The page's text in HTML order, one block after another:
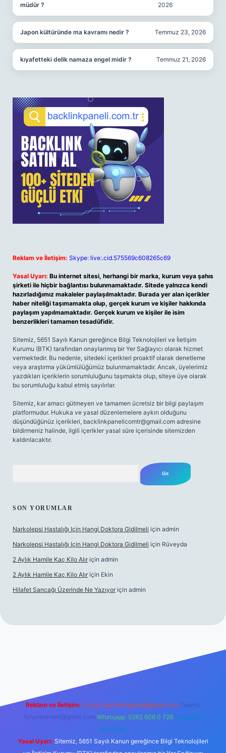
müdür ?
2026
Japon kültüründe ma kavramı nedir ? Temmuz 23, 2026
kıyafetteki delik namaza engel midir ? Temmuz 21, 2026
Reklam ve İletişim: Skype: live:.cid.575569c608265c69
Yasal Uyarı: Bu internet sitesi, herhangi bir marka, kurum veya şahıs
şirketi ile hiçbir bağlantısı bulunmamaktadır. Sitede yalnızca kendi
hazırladığımız makaleler paylaşılmaktadır. Burada yer alan içerikler
haber niteliği taşımamakta olup, gerçek kurum ve kişiler hakkında
paylaşım yapılmamaktadır. Gerçek kurum ve kişiler ile isim
benzerlikleri tamamen tesadüfidir.
Sitemiz, 5651 Sayılı Kanun gereğince Bilgi Teknolojileri ve İletişim
Kurumu (BTK) tarafından onaylanmış bir Yer Sağlayıcı olarak hizmet
vermektedir. Bu nedenle, sitedeki içerikleri proaktif olarak denetleme
veya araştırma yükümlülüğümüz bulunmamaktadır. Ancak, üyelerimiz
yazdıkları içeriklerin sorumluluğunu taşımakta olup, siteye üye olarak
bu sorumluluğu kabul etmiş sayılırlar.
Sitemiz, kar amacı gütmeyen ve tamamen ücretsiz bir bilgi paylaşım
platformudur. Hukuka ve yasal düzenlemelere aykırı olduğunu
düşündüğünüz içerikleri, backlinkpanelicomtr@gmail.com adresine
bildirmeniz halinde, ilgili içerikler yasal süre içerisinde sitemizden
kaldırılacaktır.
SON YORUMLAR
Narkolepsi Hastalığı Için Hangi Doktora Gidilmeli için admin
Narkolepsi Hastalığı Için Hangi Doktora Gidilmeli için Rüveyda
2 Aylık Hamile Kaç Kilo Alır için admin
2 Aylık Hamile Kaç Kilo Alır için Ekin
Hilafet Sancağı Üzerinde Ne Yazıyor için admin
Reklam ve İletişim: E-mail: backlinkpaneli@gmail.com Teams:
forumhizmeti@gmail.com Whatsapp: 0262 606 0 726 Telegram:
@karabul
Yasal Uyarı: Sitemiz, 5651 Sayılı Kanun gereğince Bilgi Teknolojileri